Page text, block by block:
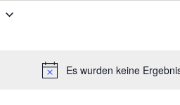
Hinweis
Es wurden keine